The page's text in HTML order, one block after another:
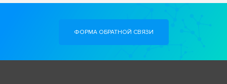
ФОРМА ОБРАТНОЙ СВЯЗИ